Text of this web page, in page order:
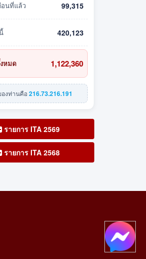
อนที่แล้ว 99,315
420,123
หมด 1,122,360
องท่านคือ216.73.216.191
รายการ ITA 2569
รายการ ITA 2568